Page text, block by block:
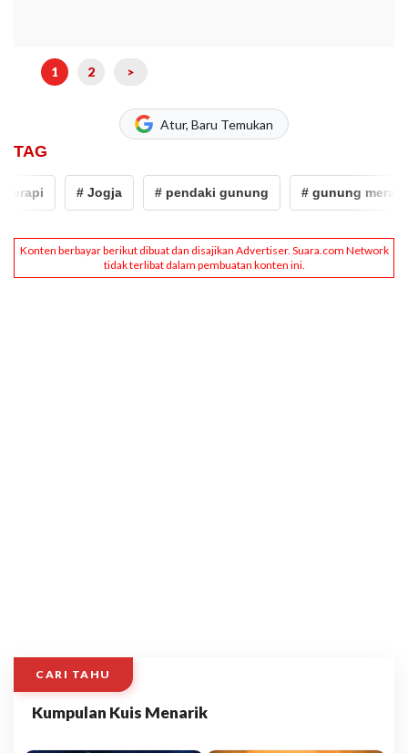
1 2 >
Atur, Baru Temukan
TAG
# Jogja # pendaki gunung # gunung merapi
CARI TAHU
Kumpulan Kuis Menarik